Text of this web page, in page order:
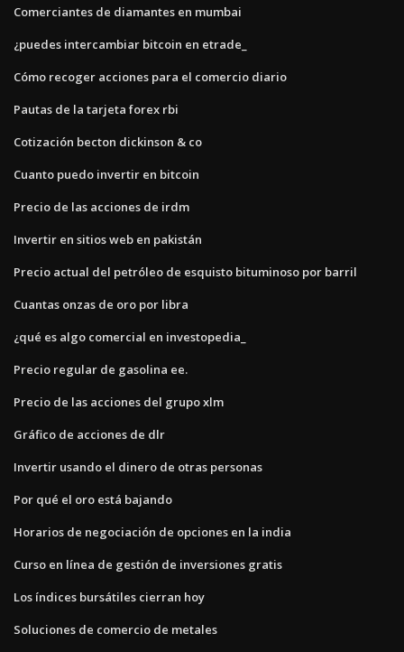
Comerciantes de diamantes en mumbai
¿puedes intercambiar bitcoin en etrade_
Cómo recoger acciones para el comercio diario
Pautas de la tarjeta forex rbi
Cotización becton dickinson & co
Cuanto puedo invertir en bitcoin
Precio de las acciones de irdm
Invertir en sitios web en pakistán
Precio actual del petróleo de esquisto bituminoso por barril
Cuantas onzas de oro por libra
¿qué es algo comercial en investopedia_
Precio regular de gasolina ee.
Precio de las acciones del grupo xlm
Gráfico de acciones de dlr
Invertir usando el dinero de otras personas
Por qué el oro está bajando
Horarios de negociación de opciones en la india
Curso en línea de gestión de inversiones gratis
Los índices bursátiles cierran hoy
Soluciones de comercio de metales